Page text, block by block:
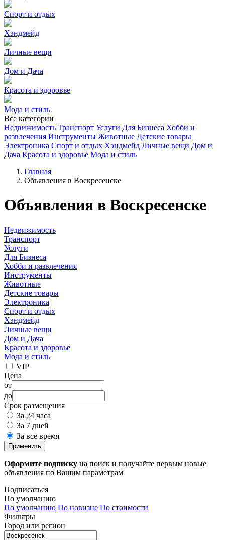
Спорт и отдых
Хэндмейд
Личные вещи
Дом и Дача
Красота и здоровье
Мода и стиль
Все категории
Недвижимость Транспорт Услуги Для Бизнеса Хобби и
развлечения Инструменты Животные Детские товары
Электроника Спорт и отдых Хэндмейд Личные вещи Дом и
Дача Красота и здоровье Мода и стиль
Главная
Объявления в Воскресенске
Объявления в Воскресенске
Недвижимость
Транспорт
Услуги
Для Бизнеса
Хобби и развлечения
Инструменты
Животные
Детские товары
Электроника
Спорт и отдых
Хэндмейд
Личные вещи
Дом и Дача
Красота и здоровье
Мода и стиль
VIP
Цена
от
до
Срок размещения
За 24 часа
За 7 дней
За все время
Применить
Оформите подписку на поиск и получайте первым новые
объявления по Вашим параметрам
Подписаться
По умолчанию
По умолчанию По новизне По стоимости
Фильтры
Город или регион